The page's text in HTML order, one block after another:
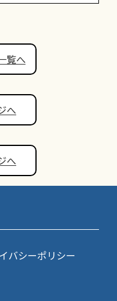
覧へ
へ
へ
バシーポリシー